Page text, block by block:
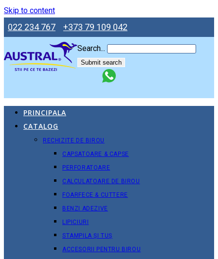
Skip to content
022 234 767 +373 79 109 042
Search...
Submit search
PRINCIPALA
CATALOG
RECHIZITE DE BIROU
CAPSATOARE & CAPSE
PERFORATOARE
CALCULATOARE DE BIROU
FOARFECE & CUTTERE
BENZI ADEZIVE
LIPICIURI
STAMPILA ȘI TUȘ
ACCESORII PENTRU BIROU